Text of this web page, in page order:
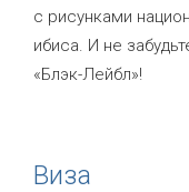
с рисунками
ибиса. И не
«Блэк-Лейбл»!
Виза